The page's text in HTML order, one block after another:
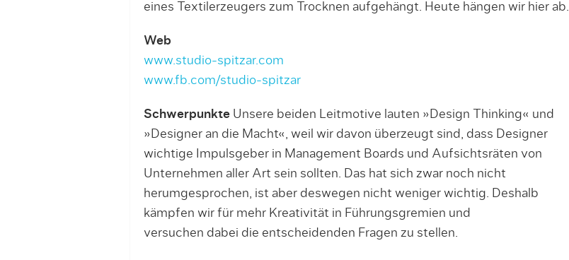
eines Textilerzeugers zum Trocknen aufgehängt. Heute hängen wir hier ab.
Web
www.studio-spitzar.com
www.fb.com/studio-spitzar
Schwerpunkte Unsere beiden Leitmotive lauten »Design Thinking« und
»Designer an die Macht«, weil wir davon überzeugt sind, dass Designer
wichtige Impulsgeber in Management Boards und Aufsichtsräten von
Unternehmen aller Art sein sollten. Das hat sich zwar noch nicht
herumgesprochen, ist aber deswegen nicht weniger wichtig. Deshalb
kämpfen wir für mehr Kreativität in Führungsgremien und
versuchen dabei die entscheidenden Fragen zu stellen.